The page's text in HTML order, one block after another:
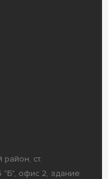
ст.
"Б", офис 2, здание